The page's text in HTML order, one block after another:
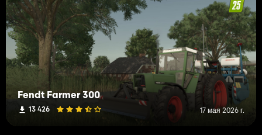
Fendt Farmer 300
13 426 17 мая 2026 г.